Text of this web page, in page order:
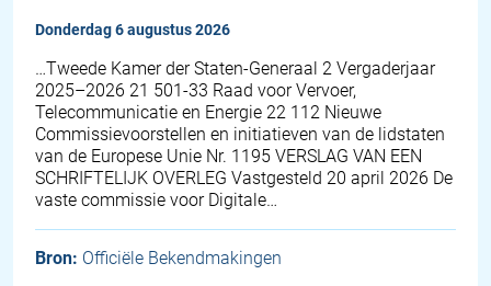
donderdag 6 augustus 2026
…Tweede Kamer der Staten-Generaal 2 Vergaderjaar
2025–2026 21 501-33 Raad voor Vervoer,
Telecommunicatie en Energie 22 112 Nieuwe
Commissievoorstellen en initiatieven van de lidstaten
van de Europese Unie Nr. 1195 VERSLAG VAN EEN
SCHRIFTELIJK OVERLEG Vastgesteld 20 april 2026 De
vaste commissie voor Digitale…
Bron: Officiële Bekendmakingen